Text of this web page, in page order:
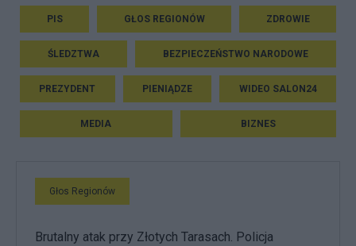
PIS GŁOS REGIONÓW ZDROWIE
ŚLEDZTWA BEZPIECZEŃSTWO NARODOWE
PREZYDENT PIENIĄDZE WIDEO SALON24
MEDIA BIZNES
Głos Regionów
Brutalny atak przy Złotych Tarasach. Policja